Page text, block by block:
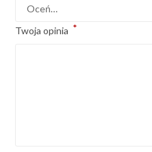
Twoja opinia *